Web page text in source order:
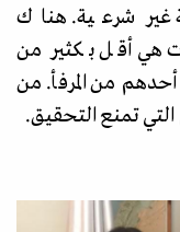
غير شرعية. هناك
هي أقل بكثير من
أحدهم من المرفأ. من
تمنع التحقيق.